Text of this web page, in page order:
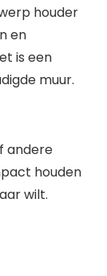
houder
en
is een
muur.
andere
houden
wilt.